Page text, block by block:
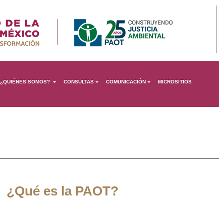
¿QUIÉNES SOMOS? CONSULTAS COMUNICACIÓN MICROSITIOS
¿Qué es la PAOT?